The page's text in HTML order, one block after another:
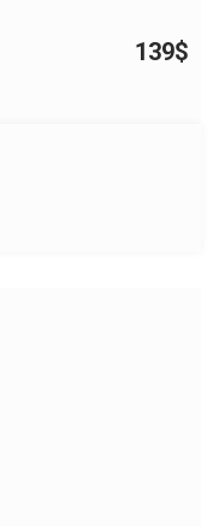
139$